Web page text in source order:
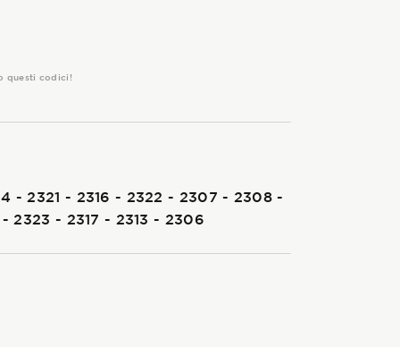
questi codici!
- 2321 - 2316 - 2322 - 2307 - 2308 -
- 2323 - 2317 - 2313 - 2306